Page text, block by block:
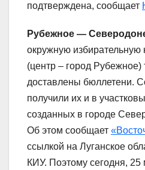
подтверждена, сообщает
Рубежное —
окружную
(центр – город Рубежное)
доставлены бюллетени.
получили их и в
созданных в городе
Об этом сообщает
ссылкой на Луганское
КИУ. Поэтому сегодня, 25